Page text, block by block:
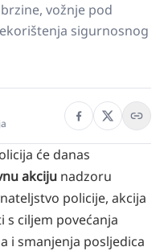
vožnje pod
sigurnosnog
će danas
akciju nadzoru
policije, akcija
s ciljem povećanja
i smanjenja posljedica